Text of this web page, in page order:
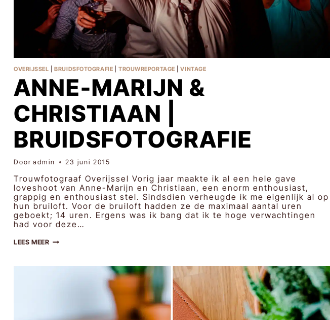
OVERIJSSEL |BRUIDSFOTOGRAFIE TROUWREPORTAGE |VINTAGE
ANNE-MARIJN &
CHRISTIAAN |
BRUIDSFOTOGRAFIE
Door admin 23 juni 2015
Trouwfotograaf Overijssel Vorig jaar maakte ik al een hele gave
loveshoot van Anne-Marijn en Christiaan, een enorm enthousiast,
grappig en enthousiast stel. Sindsdien verheugde ik me eigenlijk al op
hun bruiloft. Voor de bruiloft hadden ze de maximaal aantal uren
geboekt; 14 uren. Ergens was ik bang dat ik te hoge verwachtingen
had voor deze…
LEES MEERANNE-
MARIJN
|
BRUIDSFOTOGRAFIE